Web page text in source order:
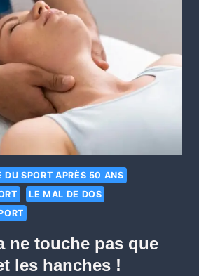
DU SPORT APRÈS 50 ANS
LE MAL DE DOS
ne touche pas que
les hanches !